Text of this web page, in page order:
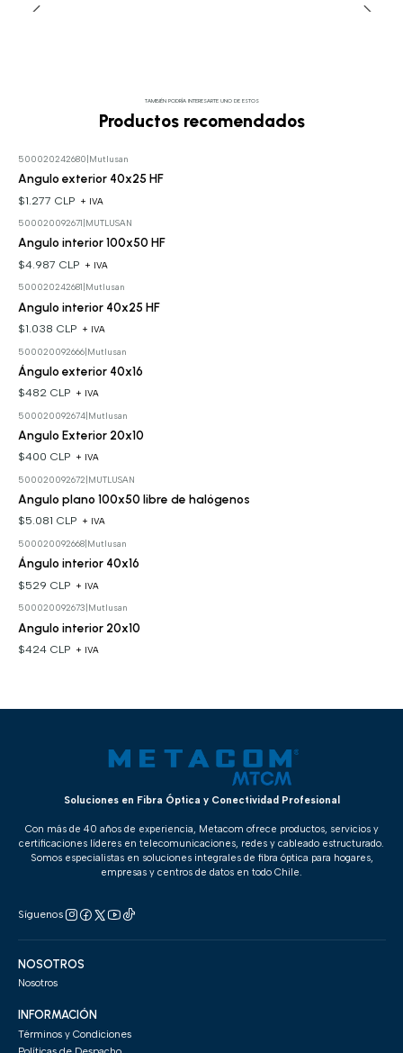
TAMBIÉN PODRÍA INTERESARTE UNO DE ESTOS
Productos recomendados
500020242680 Mutlusan
Angulo exterior 40x25 HF
$1.277 CLP + IVA
500020092671 MUTLUSAN
Angulo interior 100x50 HF
$4.987 CLP + IVA
500020242681 Mutlusan
Angulo interior 40x25 HF
$1.038 CLP + IVA
500020092666| Mutlusan
Ángulo exterior 40x16
$482 CLP + IVA
500020092674| Mutlusan
Angulo Exterior 20x10
$400 CLP + IVA
500020092672 MUTLUSAN
Angulo plano 100x50 libre de halógenos
$5.081 CLP + IVA
500020092668| Mutlusan
Ángulo interior 40x16
$529 CLP + IVA
500020092673 Mutlusan
Angulo interior 20x10
$424 CLP + IVA
Soluciones en Fibra Óptica y Conectividad Profesional
Con más de 40 años de experiencia, Metacom ofrece productos, servicios y
certificaciones líderes en telecomunicaciones, redes y cableado estructurado.
Somos especialistas en soluciones integrales de fibra óptica para hogares,
empresas y centros de datos en todo Chile.
Síguenos
NOSOTROS
Nosotros
INFORMACIÓN
Términos y Condiciones